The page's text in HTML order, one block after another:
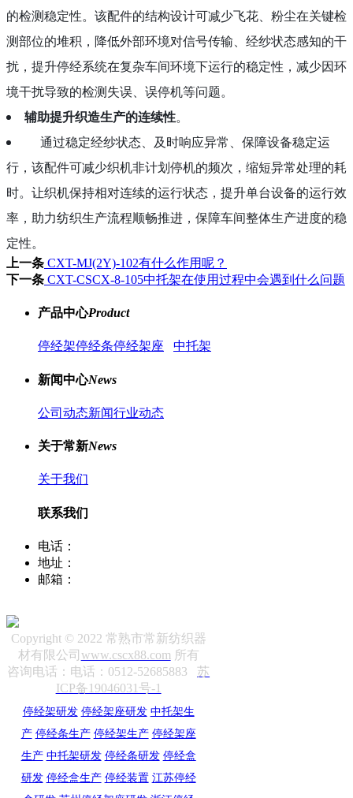
的检测稳定性。该配件的结构设计可减少飞花、粉尘在关键检
测部位的堆积，降低外部环境对信号传输、经纱状态感知的干
扰，提升停经系统在复杂车间环境下运行的稳定性，减少因环
境干扰导致的检测失误、误停机等问题。
辅助提升织造生产的连续性。
通过稳定经纱状态、及时响应异常、保障设备稳定运
行，该配件可减少织机非计划停机的频次，缩短异常处理的耗
时。让织机保持相对连续的运行状态，提升单台设备的运行效
率，助力纺织生产流程顺畅推进，保障车间整体生产进度的稳
定性。
上一条 CXT-MJ(2Y)-102有什么作用呢？
下一条 CXT-CSCX-8-105中托架在使用过程中会遇到什么问题
产品中心Product
停经架停经条停经架座 中托架
新闻中心News
公司动态新闻行业动态
关于常新News
关于我们
联系我们
电话：
地址：
邮箱：
Copyright © 2022 常熟市常新纺织器
材有限公司 www.cscx88.com 所有
咨询电话：电话：0512-52685883苏
ICP备19046031号-1
停经架研发 停经架座研发 中托架生
产 停经条生产 停经架生产 停经架座
生产 中托架研发 停经条研发 停经盒
研发 停经盒生产 停经装置 江苏停经